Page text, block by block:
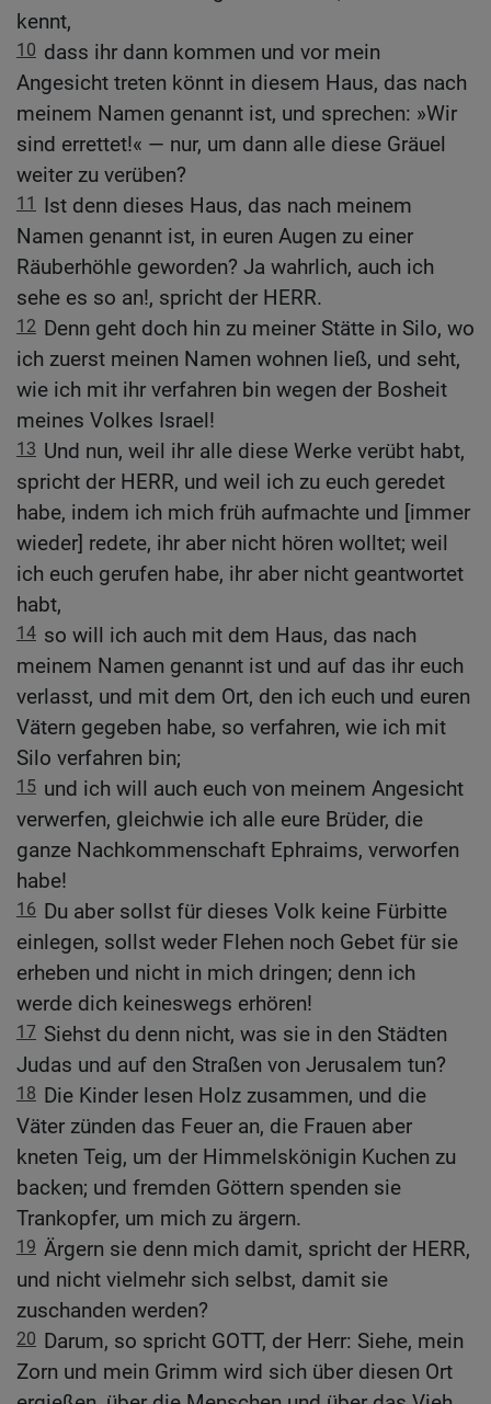
kennt,
10 dass ihr dann kommen und vor mein
Angesicht treten könnt in diesem Haus, das nach
meinem Namen genannt ist, und sprechen: »Wir
sind errettet!« — nur, um dann alle diese Gräuel
weiter zu verüben?
11
Ist denn dieses Haus, das nach meinem
Namen genannt ist, in euren Augen zu einer
Räuberhöhle geworden? Ja wahrlich, auch ich
sehe es so an!, spricht der HERR.
12 Denn geht doch hin zu meiner Stätte in Silo, wo
ich zuerst meinen Namen wohnen ließ, und seht,
wie ich mit ihr verfahren bin wegen der Bosheit
meines Volkes Israel!
13 Und nun, weil ihr alle diese Werke verübt habt,
spricht der HERR, und weil ich zu euch geredet
habe, indem ich mich früh aufmachte und [immer
wieder] redete, ihr aber nicht hören wolltet; weil
ich euch gerufen habe, ihr aber nicht geantwortet
habt,
14 so will ich auch mit dem Haus, das nach
meinem Namen genannt ist und auf das ihr euch
verlasst, und mit dem Ort, den ich euch und euren
Vätern gegeben habe, so verfahren, wie ich mit
Silo verfahren bin;
15 und ich will auch euch von meinem Angesicht
verwerfen, gleichwie ich alle eure Brüder, die
ganze Nachkommenschaft Ephraims, verworfen
habe!
16 Du aber sollst für dieses Volk keine Fürbitte
einlegen, sollst weder Flehen noch Gebet für sie
erheben und nicht in mich dringen; denn ich
werde dich keineswegs erhören!
17 Siehst du denn nicht, was sie in den Städten
Judas und auf den Straßen von Jerusalem tun?
18 Die Kinder lesen Holz zusammen, und die
Väter zünden das Feuer an, die Frauen aber
kneten Teig, um der Himmelskönigin Kuchen zu
backen; und fremden Göttern spenden sie
Trankopfer, um mich zu ärgern.
19 Ärgern sie denn mich damit, spricht der HERR,
und nicht vielmehr sich selbst, damit sie
zuschanden werden?
20 Darum, so spricht GOTT, der Herr: Siehe, mein
Zorn und mein Grimm wird sich über diesen Ort